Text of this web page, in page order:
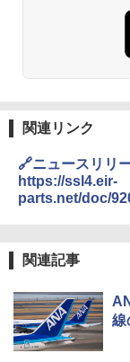
関連リンク
🔗ニュースリリ
https://ssl4.eir-
parts.net/doc/
関連記事
線